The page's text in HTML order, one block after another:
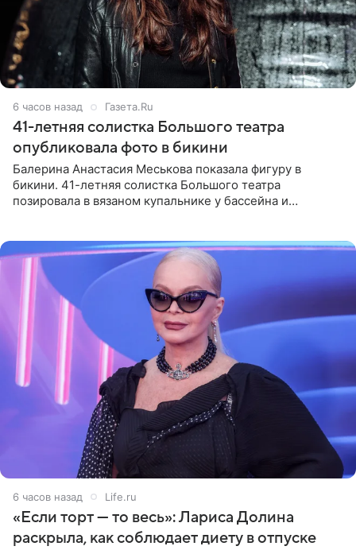
6 часов назад Газета.Ru
41-летняя солистка Большого театра
опубликовала фото в бикини
Балерина Анастасия Меськова показала фигуру в
бикини. 41-летняя солистка Большого театра
позировала в вязаном купальнике у бассейна и
6 часов назад Life.ru
«Если торт — то весь»: Лариса Долина
раскрыла, как соблюдает диету в отпуске